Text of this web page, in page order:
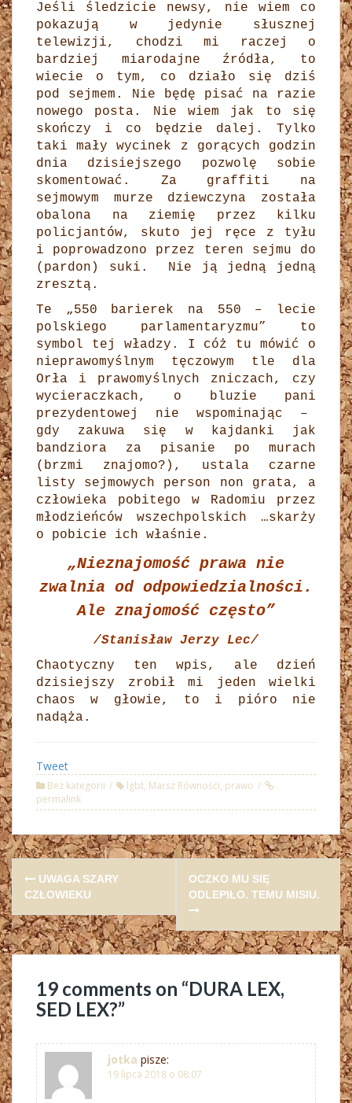
Jeśli śledzicie newsy, nie wiem co
pokazują w jedynie słusznej
telewizji, chodzi mi raczej o
bardziej miarodajne źródła, to
wiecie o tym, co działo się dziś
pod sejmem. Nie będę pisać na razie
nowego posta. Nie wiem jak to się
skończy i co będzie dalej. Tylko
taki mały wycinek z gorących godzin
dnia dzisiejszego pozwolę sobie
skomentować. Za graffiti na
sejmowym murze dziewczyna została
obalona na ziemię przez kilku
policjantów, skuto jej ręce z tyłu
i poprowadzono przez teren sejmu do
(pardon) suki. Nie ją jedną jedną
zresztą.
Te „550 barierek na 550 – lecie
polskiego parlamentaryzmu” to
symbol tej władzy. I cóż tu mówić o
nieprawomyślnym tęczowym tle dla
Orła i prawomyślnych zniczach, czy
wycieraczkach, o bluzie pani
prezydentowej nie wspominając –
gdy zakuwa się w kajdanki jak
bandziora za pisanie po murach
(brzmi znajomo?), ustala czarne
listy sejmowych person non grata, a
człowieka pobitego w Radomiu przez
młodzieńców wszechpolskich …skarży
o pobicie ich właśnie.
„Nieznajomość prawa nie
zwalnia od odpowiedzialności.
Ale znajomość często”
/Stanisław Jerzy Lec/
Chaotyczny ten wpis, ale dzień
dzisiejszy zrobił mi jeden wielki
chaos w głowie, to i pióro nie
nadąża.
Tweet
Bez kategorii lgbt, Marsz Równości, prawo
permalink
Post
navigation
UWAGA SZARY
CZŁOWIEKU
OCZKO MU SIĘ
ODLEPIŁO. TEMU MISIU.
19 comments on “DURA LEX,
SED LEX?”
jotka pisze:
19 lipca 2018 o 08:07